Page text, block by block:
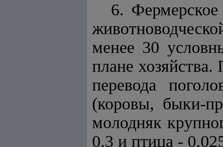
6. Фермерское
менее 30
плане
перевода
(коровы, быки-
молодняк
0.3 и птица -